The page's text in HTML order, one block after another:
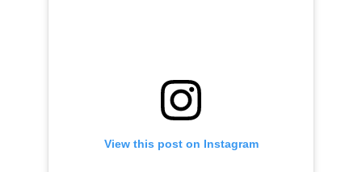
View this post on Instagram